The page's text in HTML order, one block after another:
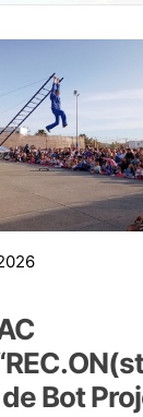
de Bot